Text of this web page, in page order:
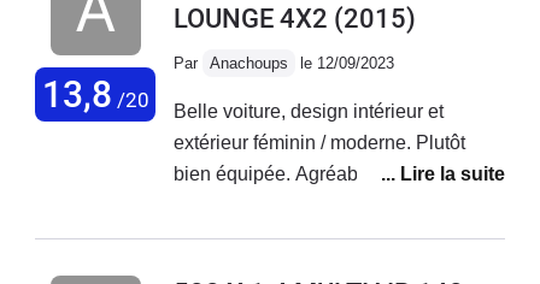
13,8 /20
LOUNGE 4X2 (2015)
Par Anachoups le 12/09/2023
Belle voiture, design intérieur et
extérieur féminin / moderne. Plutôt
bien équipée. Agréable à conduire sur
de route. Malheureusement aucune